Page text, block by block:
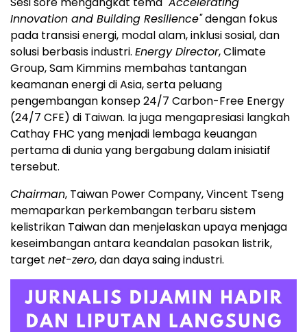
Innovation and Building Resilience"dengan fokus
pada transisi energi, modal alam, inklusi sosial, dan
solusi berbasis industri. Energy Director, Climate
Group, Sam Kimmins membahas tantangan
keamanan energi di Asia, serta peluang
pengembangan konsep 24/7 Carbon-Free Energy
(24/7 CFE) di Taiwan. Ia juga mengapresiasi langkah
Cathay FHC yang menjadi lembaga keuangan
pertama di dunia yang bergabung dalam inisiatif
tersebut.
Chairman, Taiwan Power Company, Vincent Tseng
memaparkan perkembangan terbaru sistem
kelistrikan Taiwan dan menjelaskan upaya menjaga
keseimbangan antara keandalan pasokan listrik,
target net-zero, dan daya saing industri.